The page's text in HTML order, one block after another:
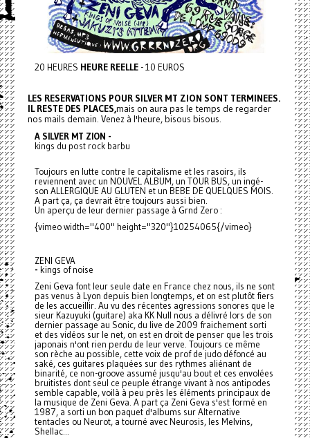
20 HEURES HEURE REELLE- 10 EUROS
LES RESERVATIONS POUR SILVER MT ZION SONT TERMINEES.
IL RESTE DES PLACES,mais on aura pas le temps de regarder
nos mails demain. Venez à l'heure, bisous bisous.
A SILVER MT ZION -
kings du post rock barbu
Toujours en lutte contre le capitalisme et les rasoirs, ils
reviennent avec un NOUVEL ALBUM, un TOUR BUS, un ingé-
son ALLERGIQUE AU GLUTEN et un BEBE DE QUELQUES MOIS.
A part ça, ça devrait être toujours aussi bien.
Un aperçu de leur dernier passage à Grnd Zero :
{vimeo width="400" height="320"}10254065{/vimeo}
ZENI GEVA
- kings of noise
Zeni Geva font leur seule date en France chez nous, ils ne sont
pas venus à Lyon depuis bien longtemps, et on est plutôt fiers
de les accueillir. Au vu des récentes agressions sonores que le
sieur Kazuyuki (guitare) aka KK Null nous a délivré lors de son
dernier passage au Sonic, du live de 2009 fraichement sorti
et des vidéos sur le net, on est en droit de penser que les trois
japonais n'ont rien perdu de leur verve. Toujours ce même
son rèche au possible, cette voix de prof de judo défoncé au
saké, ces guitares plaquées sur des rythmes aliénant de
binarité, ce non-groove assumé jusqu'au bout et ces envolées
bruitistes dont seul ce peuple étrange vivant à nos antipodes
semble capable, voilà à peu près les éléments principaux de
la musique de Zeni Geva. A part ça Zeni Geva s'est formé en
1987, a sorti un bon paquet d'albums sur Alternative
tentacles ou Neurot, a tourné avec Neurosis, les Melvins,
Shellac...